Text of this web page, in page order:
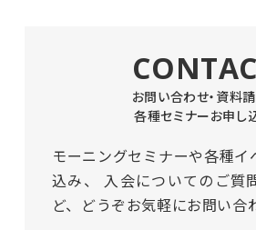
お問い合わせ・資料請
各種セミナーお申し
モーニングセミナーや各種イ
込み、
入会についてのご質
ど、どうぞお気軽にお問い合